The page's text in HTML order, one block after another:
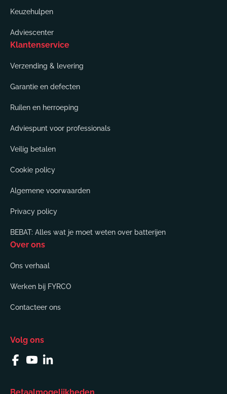
Keuzehulpen
Adviescenter
Klantenservice
Verzending & levering
Garantie en defecten
Ruilen en herroeping
Adviespunt voor professionals
Veilig betalen
Cookie policy
Algemene voorwaarden
Privacy policy
BEBAT: Alles wat je moet weten over batterijen
Over ons
Ons verhaal
Werken bij FYRCO
Contacteer ons
Volg ons
Facebook
YouTubeLinkedin
Betaalmogelijkheden